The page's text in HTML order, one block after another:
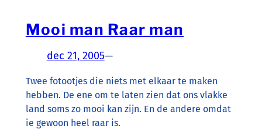
Mooi man Raar man
dec 21, 2005—
Twee fotootjes die niets met elkaar te maken
hebben. De ene om te laten zien dat ons vlakke
land soms zo mooi kan zijn. En de andere omdat
ie gewoon heel raar is.